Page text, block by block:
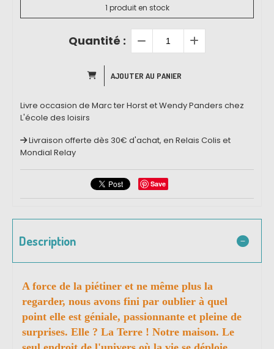
1 produit en stock
Quantité :
AJOUTER AU PANIER
Livre occasion de Marc ter Horst et Wendy Panders chez
L'école des loisirs
Livraison offerte dès 30€ d'achat, en Relais Colis et
Mondial Relay
Save
Description
A force de la piétiner et ne même plus la
regarder, nous avons fini par oublier à quel
point elle est géniale, passionnante et pleine de
surprises. Elle ? La Terre ! Notre maison. Le